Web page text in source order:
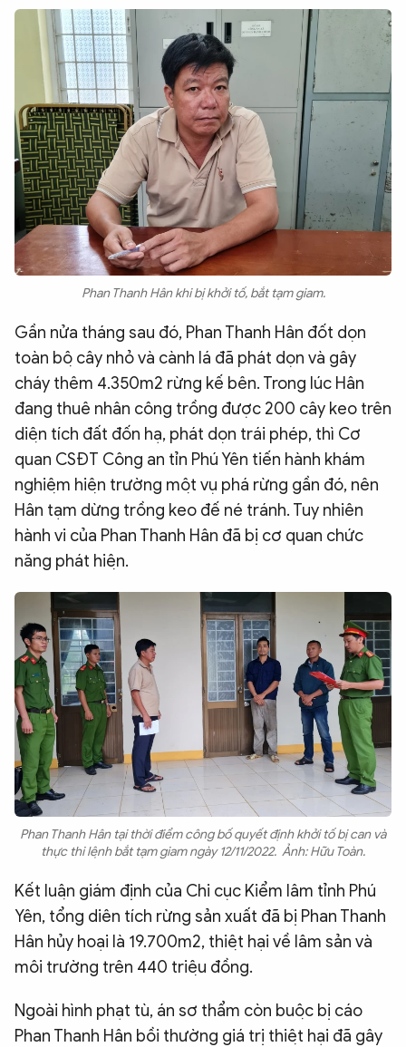
Phan Thanh Hân khi bị khởi tố, bắt tạm giam.
Gần nửa tháng sau đó, Phan Thanh Hân đốt dọn
toàn bộ cây nhỏ và cành lá đã phát dọn và gây
cháy thêm 4.350m2 rừng kế bên. Trong lúc Hân
đang thuê nhân công trồng được 200 cây keo trên
diện tích đất đốn hạ, phát dọn trái phép, thì Cơ
quan CSĐT Công an tỉn Phú Yên tiến hành khám
nghiệm hiện trường một vụ phá rừng gần đó, nên
Hân tạm dừng trồng keo đế né tránh. Tuy nhiên
hành vi của Phan Thanh Hân đã bị cơ quan chức
năng phát hiện.
Phan Thanh Hân tại thời điểm công bố quyết định khởi tố bị can và
thực thi lệnh bắt tạm giam ngày 12/11/2022. Ảnh: Hữu Toàn.
Kết luận giám định của Chi cục Kiểm lâm tỉnh Phú
Yên, tổng diên tích rừng sản xuất đã bị Phan Thanh
Hân hủy hoại là 19.700m2, thiệt hại về lâm sản và
môi trường trên 440 triệu đồng.
Ngoài hình phạt tù, án sơ thẩm còn buộc bị cáo
Phan Thanh Hân bồi thường giá trị thiệt hại đã gây